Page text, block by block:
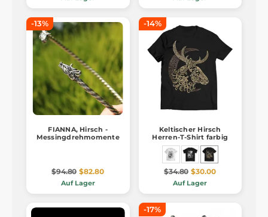
-13%
FIANNA, Hirsch -
Messingdrehmomente
$94.80 $82.80
Auf Lager
-14%
Keltischer Hirsch
Herren-T-Shirt farbig
$34.80 $30.00
Auf Lager
-17%